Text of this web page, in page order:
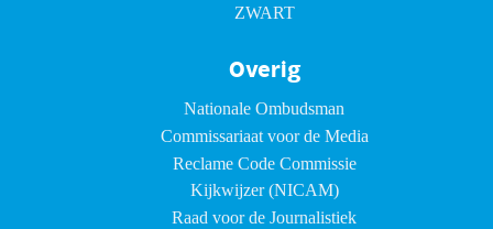
ZWART
Overig
Nationale Ombudsman
Commissariaat voor de Media
Reclame Code Commissie
Kijkwijzer (NICAM)
Raad voor de Journalistiek